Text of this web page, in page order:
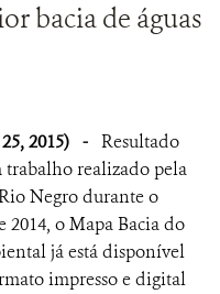
bacia de águas
2015) - Resultado
trabalho realizado pela
Negro durante o
2014, o Mapa Bacia do
já está disponível
impresso e digital